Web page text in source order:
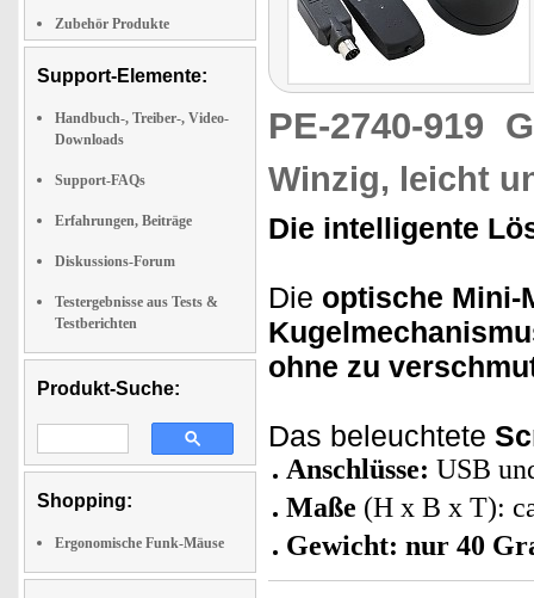
Zubehör Produkte
Support-Elemente:
Handbuch-, Treiber-, Video-
Downloads
Support-FAQs
Erfahrungen, Beiträge
Diskussions-Forum
Testergebnisse aus Tests &
Testberichten
Produkt-Suche:
Shopping:
Ergonomische Funk-Mäuse
PE-2740-919
Winzig, leicht
Die intelligente
Die optische Mini-
ohne zu
Das beleuchtete
Anschlüsse: USB
Maße (H x B x T):
Gewicht: nur 40